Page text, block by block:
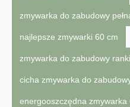
zmywarka do zabudowy
najlepsze zmywarki 60 cm
zmywarka do zabudowy
cicha zmywarka do
energooszczędna zmywarka